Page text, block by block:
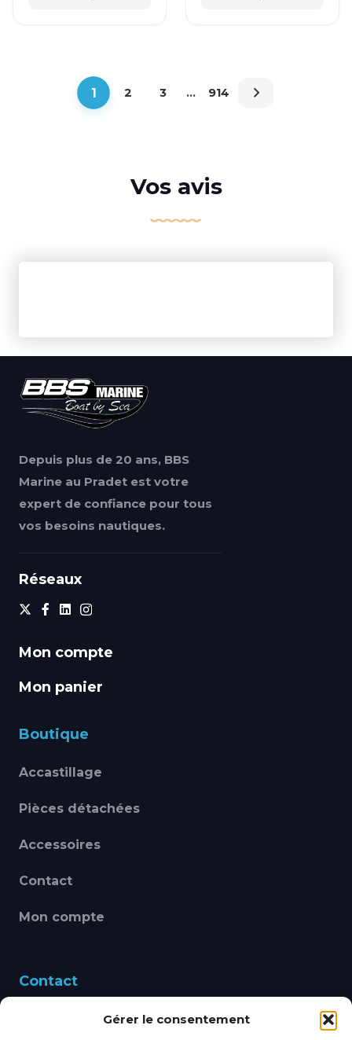
Gérer le consentement
1 2 3 … 914
Vos avis
Depuis plus de 20 ans, BBS
Marine au Pradet est votre
expert de confiance pour tous
vos besoins nautiques.
Réseaux
Mon compte
Mon panier
Boutique
Accastillage
Pièces détachées
Accessoires
Contact
Mon compte
Contact
460 Avenue Alain Le